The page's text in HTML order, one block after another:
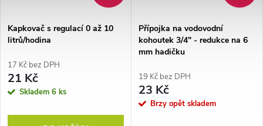
Kapkovač s regulací 0 až 10
litrů/hodina
17 Kč bez DPH
21 Kč
Skladem 6 ks
Přípojka na vodovodní
kohoutek 3/4" - redukce na 6
mm hadičku
19 Kč bez DPH
23 Kč
Brzy opět skladem